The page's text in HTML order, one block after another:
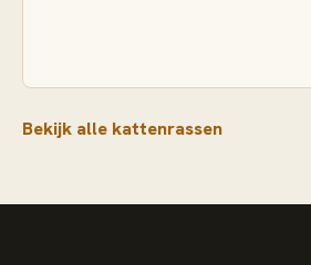
Bekijk alle kattenrassen